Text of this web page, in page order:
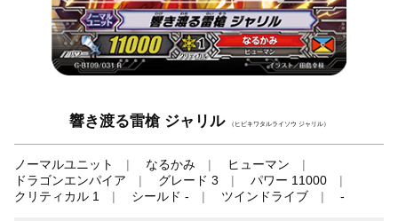
響き渡る雷槍 ジャリル （ヒビキワタルライソウ ジャリル）
ノーマルユニット なるかみ
ヒューマン
ドラゴンエンパイア
グレード 3
パワー 11000
クリティカル 1
シールド - ツインドライブ -